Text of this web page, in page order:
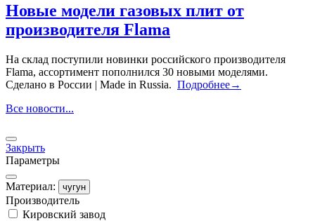
Новые модели газовых плит от
производителя Flama
На склад поступили новинки российского производителя
Flama, ассортимент пополнился 30 новыми моделями.
Сделано в России | Made in Russia. Подробнее→
Все новости...
Закрыть
Параметры
Материал: чугун
Производитель
Кировский завод